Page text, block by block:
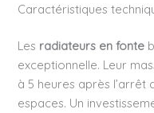
Caractéristiques
Les radiateurs en fonte
exceptionnelle. Leur
à 5 heures après l’arrêt
espaces. Un